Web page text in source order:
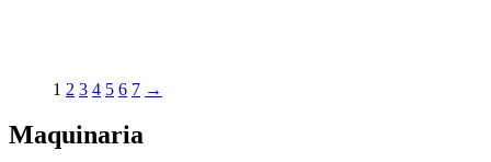
1 2 3 4 5 6 7 →
Maquinaria